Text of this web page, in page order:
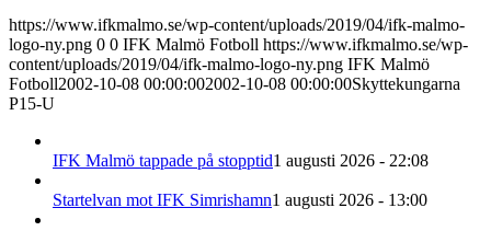
https://www.ifkmalmo.se/wp-content/uploads/2019/04/ifk-malmo-
logo-ny.png 0 0 IFK Malmö Fotboll https://www.ifkmalmo.se/wp-
content/uploads/2019/04/ifk-malmo-logo-ny.png IFK Malmö
Fotboll2002-10-08 00:00:002002-10-08 00:00:00Skyttekungarna
P15-U
IFK Malmö tappade på stopptid1 augusti 2026 - 22:08
Startelvan mot IFK Simrishamn1 augusti 2026 - 13:00